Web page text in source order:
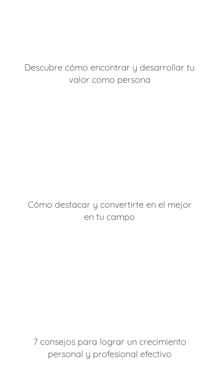
Descubre cómo encontrar y desarrollar tu
valor como persona
Cómo destacar y convertirte en el mejor
en tu campo
7 consejos para lograr un crecimiento
personal y profesional efectivo